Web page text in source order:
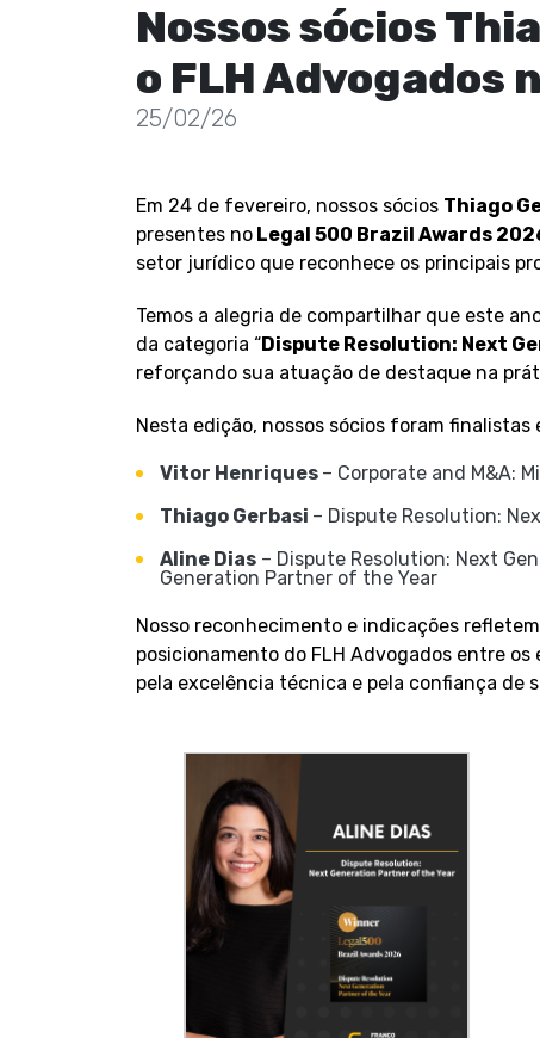
Nossos sócios
o FLH Advogados
25/02/26
Em 24 de fevereiro, nossos sócios Thiago
presentes no Legal 500 Brazil Awards
setor jurídico que reconhece os principais
Temos a alegria de compartilhar que este
da categoria “Dispute Resolution: Next
reforçando sua atuação de destaque na
Nesta edição, nossos sócios foram finalistas
Vitor Henriques – Corporate and M&A:
Thiago Gerbasi – Dispute Resolution:
Aline Dias – Dispute Resolution: Next
Generation Partner of the Year
Nosso reconhecimento e indicações
posicionamento do FLH Advogados entre
pela excelência técnica e pela confiança de